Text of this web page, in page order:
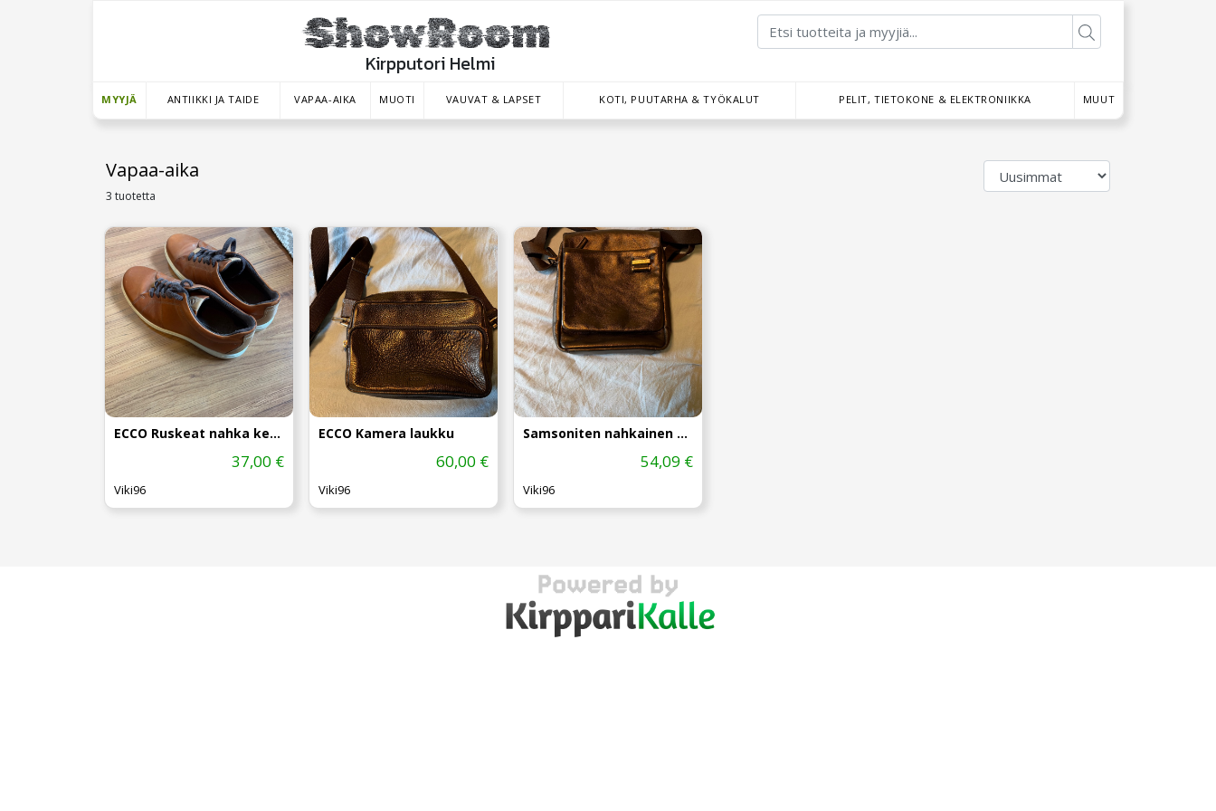
Kirpputori Helmi
MYYJÄ ANTIIKKI JA TAIDE VAPAA-AIKA MUOTI VAUVAT & LAPSET KOTI, PUUTARHA & TYÖKALUT PELIT, TIETOKONE & ELEKTRONIIKKA MUUT
Vapaa-aika
3 tuotetta
ECCO Ruskeat nahka kengät koko:44
37,00 €
Viki96
ECCO Kamera laukku
60,00 €
Viki96
Samsoniten nahkainen olka laukku
54,09 €
Viki96